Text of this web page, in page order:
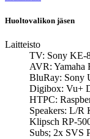
Huoltovalikon jäsen
Laitteisto
TV: Sony KE-
AVR:
BluRay: Sony
Digibox: Vu+
HTPC:
Speakers: L/R
Klipsch RP-
Subs; 2x SVS